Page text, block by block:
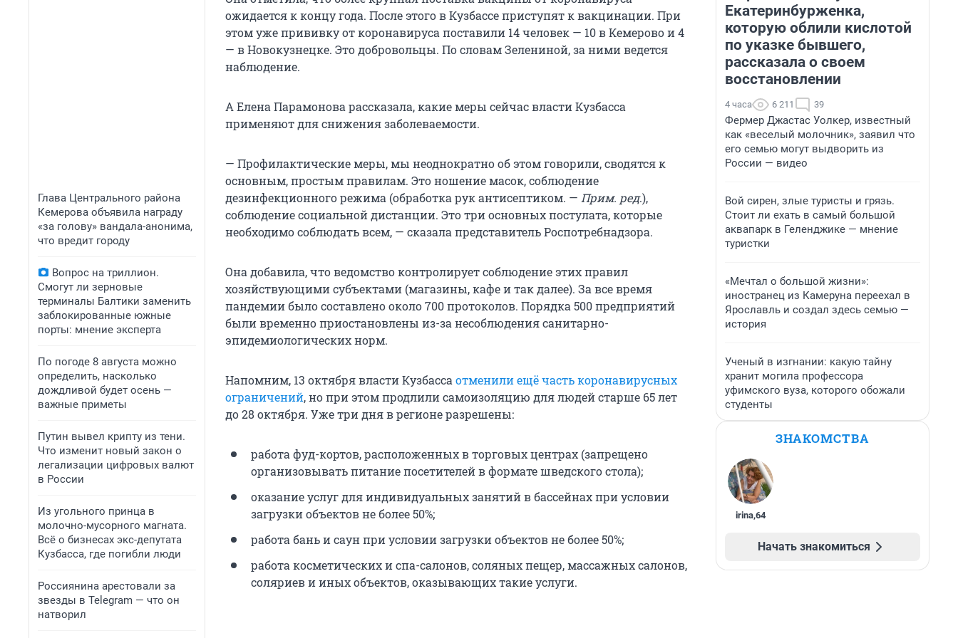
Глава Центрального района
Кемерова объявила награду
«за голову» вандала-анонима,
что вредит городу
Вопрос на триллион.
Смогут ли зерновые
терминалы Балтики заменить
заблокированные южные
порты: мнение эксперта
По погоде 8 августа можно
определить, насколько
дождливой будет осень —
важные приметы
Путин вывел крипту из тени.
Что изменит новый закон о
легализации цифровых валют
в России
Из угольного принца в
молочно-мусорного магната.
Всё о бизнесах экс-депутата
Кузбасса, где погибли люди
Россиянина арестовали за
звезды в Telegram — что он
натворил
ожидается к концу года. После этого в Кузбассе приступят к вакцинации. При
этом уже прививку от коронавируса поставили 14 человек — 10 в Кемерово и 4
— в Новокузнецке. Это добровольцы. По словам Зелениной, за ними ведется
наблюдение.
А Елена Парамонова рассказала, какие меры сейчас власти Кузбасса
применяют для снижения заболеваемости.
— Профилактические меры, мы неоднократно об этом говорили, сводятся к
основным, простым правилам. Это ношение масок, соблюдение
дезинфекционного режима (обработка рук антисептиком. — Прим. ред.),
соблюдение социальной дистанции. Это три основных постулата, которые
необходимо соблюдать всем, — сказала представитель Роспотребнадзора.
Она добавила, что ведомство контролирует соблюдение этих правил
хозяйствующими субъектами (магазины, кафе и так далее). За все время
пандемии было составлено около 700 протоколов. Порядка 500 предприятий
были временно приостановлены из-за несоблюдения санитарно-
эпидемиологических норм.
Напомним, 13 октября власти Кузбасса отменили ещё часть коронавирусных
ограничений, но при этом продлили самоизоляцию для людей старше 65 лет
до 28 октября. Уже три дня в регионе разрешены:
работа фуд-кортов, расположенных в торговых центрах (запрещено
организовывать питание посетителей в формате шведского стола);
оказание услуг для индивидуальных занятий в бассейнах при условии
загрузки объектов не более 50%;
работа бань и саун при условии загрузки объектов не более 50%;
работа косметических и спа-салонов, соляных пещер, массажных салонов,
соляриев и иных объектов, оказывающих такие услуги.
Екатеринбурженка,
которую облили кислотой
по указке бывшего,
рассказала о своем
восстановлении
4 часа 6 211 39
Фермер Джастас Уолкер, известный
как «веселый молочник», заявил что
его семью могут выдворить из
России — видео
Вой сирен, злые туристы и грязь.
Стоит ли ехать в самый большой
аквапарк в Геленджике — мнение
туристки
«Мечтал о большой жизни»:
иностранец из Камеруна переехал в
Ярославль и создал здесь семью —
история
Ученый в изгнании: какую тайну
хранит могила профессора
уфимского вуза, которого обожали
студенты
ЗНАКОМСТВА
irina,64
Начать знакомиться